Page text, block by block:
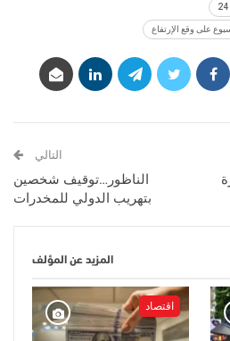
على وقع الإرتفاع
التالي
الناظور…توقيف شخصين
بتهريب الدولي للمخدرات
المزيد عن المؤلف
اقتصاد